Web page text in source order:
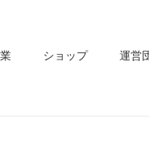
ショップ 運営